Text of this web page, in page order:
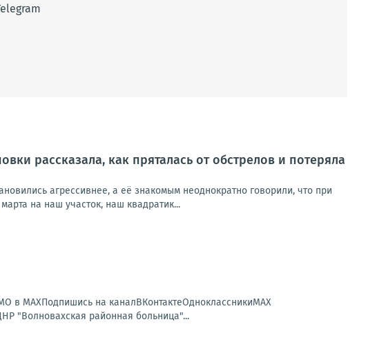
рассказала, как пряталась от обстрелов и потеряла
агрессивнее, а её знакомым неоднократно говорили, что при
на наш участок, наш квадратик...
в МАХПодпишись на каналВКонтактеОдноклассникиMAX
"Волновахская районная больница"...